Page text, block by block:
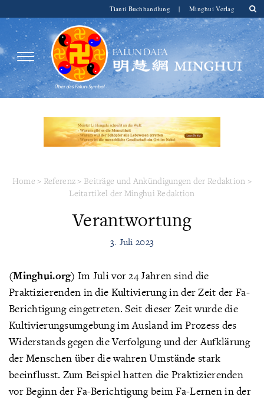
Tianti Buchhandlung | Minghui Verlag
Home > Referenz > Beiträge und Ankündigungen der Redaktion >
Leitartikel der Minghui Redaktion
Verantwortung
3. Juli 2023
(Minghui.org) Im Juli vor 24 Jahren sind die
Praktizierenden in die Kultivierung in der Zeit der Fa-
Berichtigung eingetreten. Seit dieser Zeit wurde die
Kultivierungsumgebung im Ausland im Prozess des
Widerstands gegen die Verfolgung und der Aufklärung
der Menschen über die wahren Umstände stark
beeinflusst. Zum Beispiel hatten die Praktizierenden
vor Beginn der Fa-Berichtigung beim Fa-Lernen in der